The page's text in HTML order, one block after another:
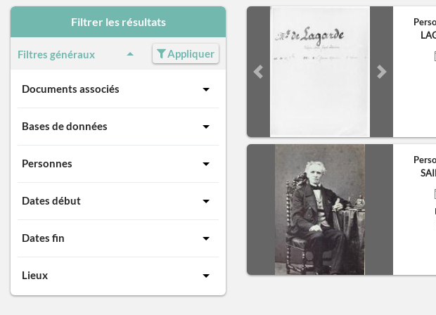
Filtrer les résultats
Filtres généraux Appliquer
Documents associés
Bases de données
Personnes
Dates début
Dates fin
Lieux
Previous slide Next slide